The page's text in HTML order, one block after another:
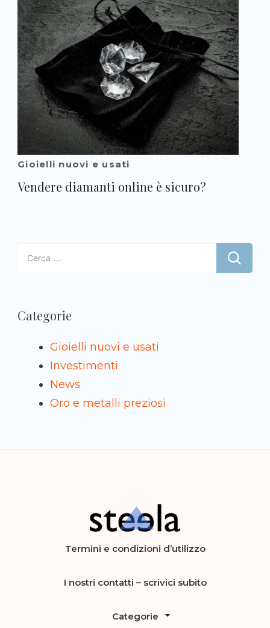
Gioielli nuovi e usati
Vendere diamanti online è sicuro?
Ricerca
per:
Categorie
Gioielli nuovi e usati
Investimenti
News
Oro e metalli preziosi
Steela
Termini e condizioni d’utilizzo
I nostri contatti – scrivici subito
Categorie